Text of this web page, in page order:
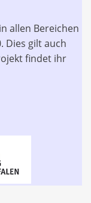
allen Bereichen
Dies gilt auch
findet ihr